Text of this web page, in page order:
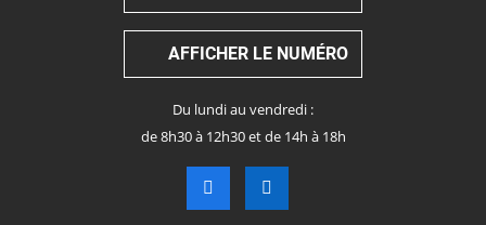
AFFICHER LE NUMÉRO
Du lundi au vendredi :
de 8h30 à 12h30 et de 14h à 18h